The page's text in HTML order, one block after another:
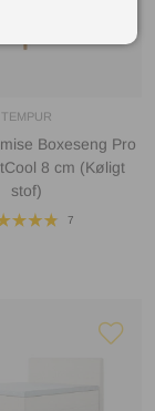
TEMPUR
Boxeseng Pro
8 cm (Køligt
stof)
7